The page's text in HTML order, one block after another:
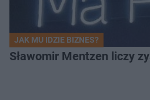
JAK MU IDZIE BIZNES?
Sławomir Mentzen liczy